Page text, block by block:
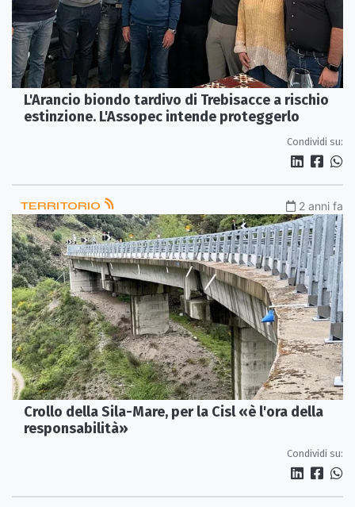
L'Arancio biondo tardivo di Trebisacce a rischio
estinzione. L'Assopec intende proteggerlo
Condividi su:
TERRITORIO 2 anni fa
Crollo della Sila-Mare, per la Cisl «è l'ora della
responsabilità»
Condividi su: